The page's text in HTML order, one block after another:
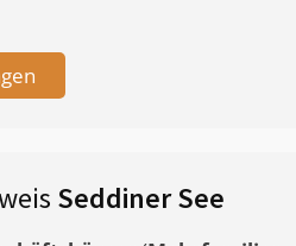
Seddiner See